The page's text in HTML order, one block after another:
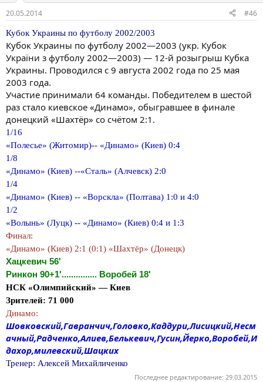
20.05.2014 #46
Кубок Украины по футболу 2002/2003
Кубок Украины по футболу 2002—2003 (укр. Кубок
України з футболу 2002—2003) — 12-й розыгрыш Кубка
Украины. Проводился с 9 августа 2002 года по 25 мая
2003 года.
Участие принимали 64 команды. Победителем в шестой
раз стало киевское «Динамо», обыгравшее в финале
донецкий «Шахтёр» со счётом 2:1.
1/16
«Полесье» (Житомир)-- «Динамо» (Киев) 0:4
1/8
«Динамо» (Киев) --«Сталь» (Алчевск) 2:0
1/4
«Динамо» (Киев) -- «Ворскла» (Полтава) 1:0 и 4:0
1/2
«Волынь» (Луцк) -- «Динамо» (Киев) 0:4 и 1:3
Финал:
«Динамо» (Киев) 2:1 (0:1) «Шахтёр» (Донецк)
Хацкевич 56'
Ринкон 90+1'............... Воробей 18'
НСК «Олимпийский» — Киев
Зрителей: 71 000
Динамо:
Шовковский,Гавранчич,Головко,Каддури,Лисицкий,Несм
ачный,Радченко,Алиев,Белькевич,Гусин,Йерко,Воробей,И
дахор,милевский,Шацких
Тренер: Алексей Михайличенко
Последнее редактирование: 29.03.2015